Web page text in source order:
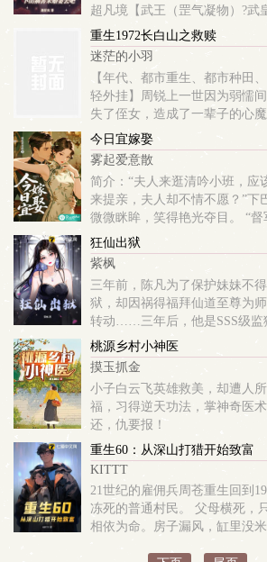
超凡境【武王（罡气凝物）?武
（开辟武域）?武圣（滴血重生
控天地之力）】 “师傅，我求
重生1972长白山之救赎
迷茫的小羽
【年代、都市重生、都市种田
轻外挂】周锐上一世因为弱懦
失了侄女，造成了一辈子的心
周锐重生回到了1972年。在这
辈子的能力和被改造过的身体
今日宜嫁娶
雾起爱意散
简介：“夫人来逛清吟小班，应
来提亲，夫人却不情不愿？”下
微微眯眸，笑得艳光夺目。 “
仇？”沈苍舟目光幽深， “夫人
苍舟强娶虞茜颐，占的是虞家
狂仙出狱
紫枫
三年前，陈凡为了保护妹妹不
狱，却因祸得福拜仙道至尊为
转动……三年后，他是SSS级监
着受尽欺凌的妹妹，命悬一线
妻，陈凡誓要以八尺之躯，为
桃源乡村小神医
摸玉抓金
小子白云飞英雄救美，却遭人
福，习得逆天功法，掌神奇医
还，仇要报！
重生60：从深山打猎开始致富
KITTT
21世纪的雇佣兵周苍重生回到
冻死的普通村民。 父母横死，
相依为命。房子漏风，缸里没